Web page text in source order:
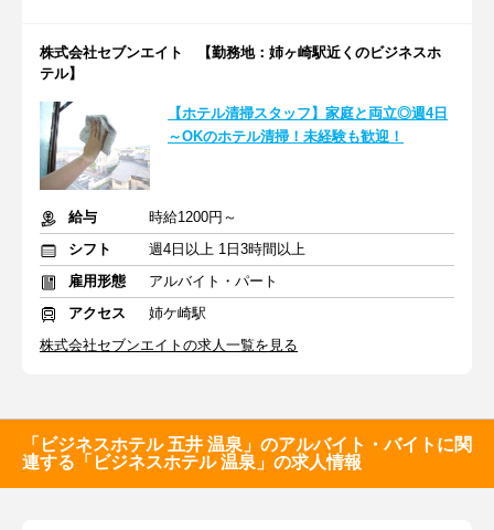
株式会社セブンエイト 【勤務地：姉ヶ崎駅近くのビジネスホ
テル】
【ホテル清掃スタッフ】家庭と両立◎週4日
～OKのホテル清掃！未経験も歓迎！
給与
時給1200円～
シフト
週4日以上 1日3時間以上
雇用形態
アルバイト・パート
アクセス
姉ケ崎駅
株式会社セブンエイトの求人一覧を見る
「ビジネスホテル 五井 温泉」のアルバイト・バイトに関
連する「ビジネスホテル 温泉」の求人情報